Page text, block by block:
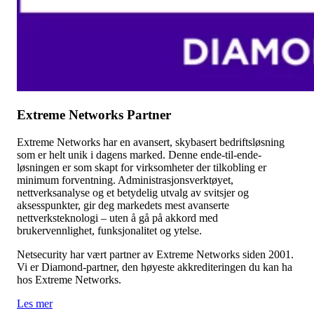
Extreme Networks Partner
Extreme Networks har en avansert, skybasert bedriftsløsning
som er helt unik i dagens marked. Denne ende-til-ende-
løsningen er som skapt for virksomheter der tilkobling er
minimum forventning. Administrasjonsverktøyet,
nettverksanalyse og et betydelig utvalg av svitsjer og
aksesspunkter, gir deg markedets mest avanserte
nettverksteknologi – uten å gå på akkord med
brukervennlighet, funksjonalitet og ytelse.
Netsecurity har vært partner av Extreme Networks siden 2001.
Vi er Diamond-partner, den høyeste akkrediteringen du kan ha
hos Extreme Networks.
Les mer